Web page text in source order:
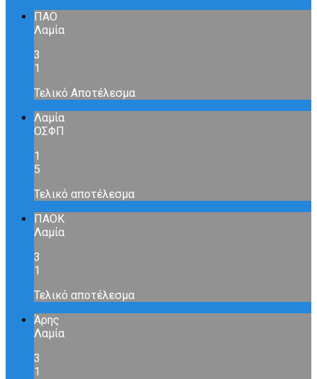
ΠΑΟ
Λαμία
3
1
Τελικό Αποτέλεσμα
Λαμία
ΟΣΦΠ
1
5
Τελικό αποτέλεσμα
ΠΑΟΚ
Λαμία
3
1
Τελικό αποτέλεσμα
Άρης
Λαμία
3
1